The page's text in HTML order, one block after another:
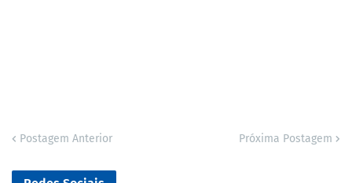
Postagem Anterior Próxima Postagem